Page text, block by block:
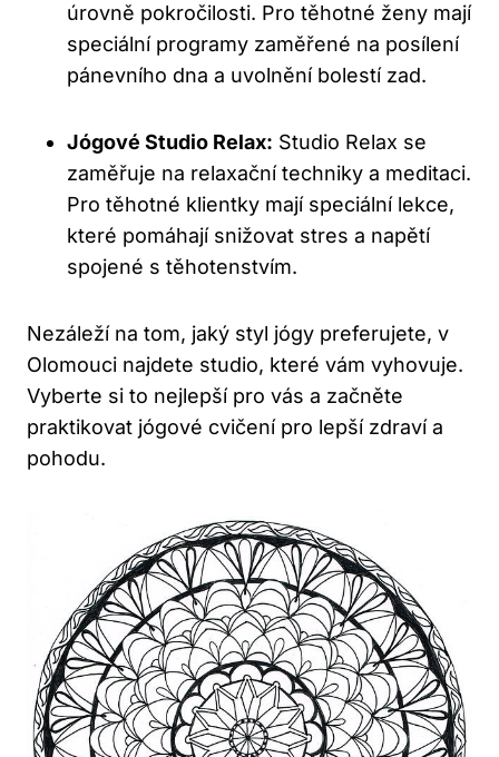
úrovně pokročilosti. Pro těhotné ženy mají
speciální programy zaměřené na posílení
pánevního dna a uvolnění bolestí zad.
Jógové Studio Relax: Studio Relax se
zaměřuje na relaxační techniky a meditaci.‍
Pro ‌těhotné ⁣klientky‌ mají speciální lekce,
‍které pomáhají‌ snižovat stres a napětí
spojené s těhotenstvím.
Nezáleží na tom, jaký styl jógy preferujete, v
Olomouci najdete studio,‌ které vám vyhovuje.
Vyberte si to‍ nejlepší ‌pro vás a začněte
⁣praktikovat jógové cvičení pro lepší zdraví a
pohodu.